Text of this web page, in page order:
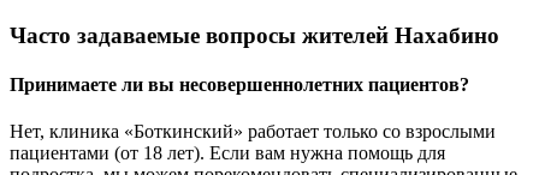
Часто задаваемые вопросы жителей Нахабино
Принимаете ли вы несовершеннолетних пациентов?
Нет, клиника «Боткинский» работает только со взрослыми
пациентами (от 18 лет). Если вам нужна помощь для